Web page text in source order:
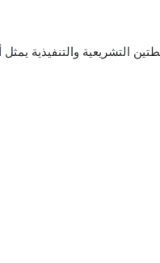
التشريعية